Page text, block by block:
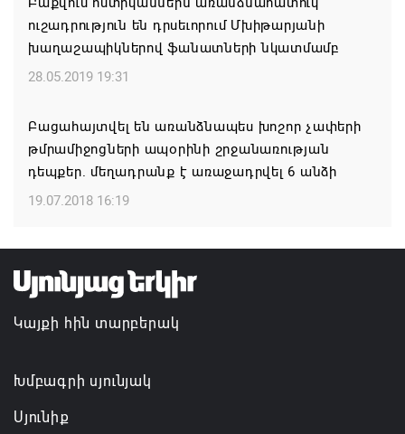
Սյունյաց աշխարհի արժանավոր դուստր
Սուսաննա Գրիգորյանի հոբելյանն է
10.08.2026 12:22
Արամ Վարդևանյանը 53 կողմ ձայնով ընտրվեց
ԱԺ փոխնախագահ
10.08.2026 12:18
10.08.2026 11:36
ուշադրություն են դրսեւորում Մխիթարյանի
խաղաշապիկներով ֆանատների նկատմամբ
28.05.2019 19:31
Բացահայտվել են առանձնապես խոշոր չափերի
թմրամիջոցների ապօրինի շրջանառության
դեպքեր. մեղադրանք է առաջադրվել 6 անձի
19.07.2018 16:19
Կայքի հին տարբերակ
Խմբագրի սյունյակ
Սյունիք